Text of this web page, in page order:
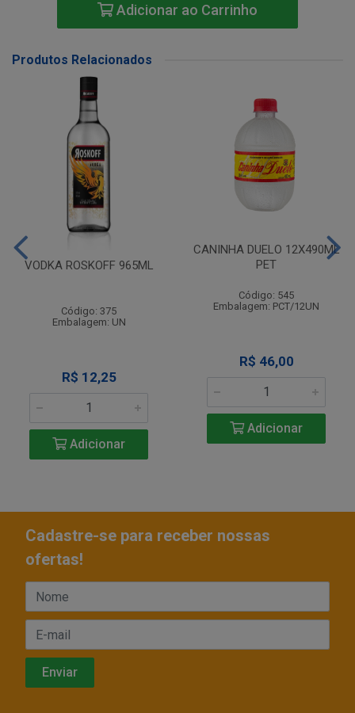
Adicionar ao Carrinho
Produtos Relacionados
VODKA ROSKOFF 965ML
Código: 375
Embalagem: UN
R$ 12,25
Adicionar
CANINHA DUELO 12X490ML
PET
Código: 545
Embalagem: PCT/12UN
R$ 46,00
Adicionar
Cadastre-se para receber nossas
ofertas!